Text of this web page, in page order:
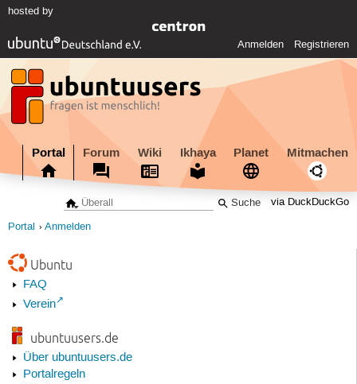
hosted by
Anmelden Registrieren
Portal Forum Wiki Ikhaya Planet Mitmachen
via DuckDuckGo
Portal Anmelden
Ubuntu
FAQ
Verein
ubuntuusers.de
Über ubuntuusers.de
Portalregeln